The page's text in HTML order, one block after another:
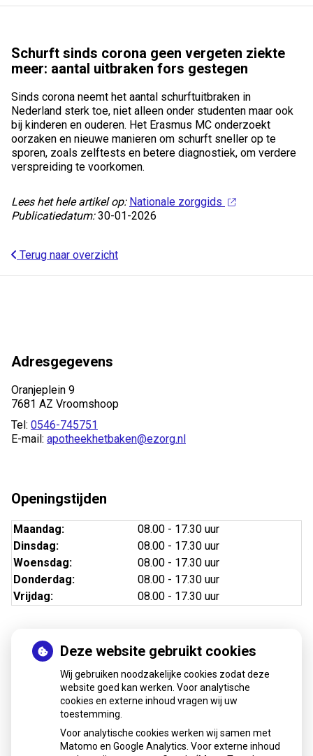
Schurft sinds corona geen vergeten ziekte
meer: aantal uitbraken fors gestegen
Sinds corona neemt het aantal schurftuitbraken in
Nederland sterk toe, niet alleen onder studenten maar ook
bij kinderen en ouderen. Het Erasmus MC onderzoekt
oorzaken en nieuwe manieren om schurft sneller op te
sporen, zoals zelftests en betere diagnostiek, om verdere
verspreiding te voorkomen.
Lees het hele artikel op: Nationale zorggids
Publicatiedatum:30-01-2026
Terug naar overzicht
Adresgegevens
Oranjeplein 9
7681 AZ Vroomshoop
Tel: 0546-745751
E-mail: apotheekhetbaken@ezorg.nl
Openingstijden
Maandag:
08.00 - 17.30 uur
Dinsdag:
08.00 - 17.30 uur
Woensdag:
08.00 - 17.30 uur
Donderdag:
08.00 - 17.30 uur
Vrijdag:
08.00 - 17.30 uur
Nieuws
Sinds huisartsen afslankmedicijnen mogen voorschrijven,
neemt gebruik toe
Schurft sinds corona geen vergeten ziekte meer: aantal
uitbraken fors gestegen
Deze website gebruikt cookies
Wij gebruiken noodzakelijke cookies zodat deze
website goed kan werken. Voor analytische
cookies en externe inhoud vragen wij uw
toestemming.
Voor analytische cookies werken wij samen met
Matomo en Google Analytics. Voor externe inhoud